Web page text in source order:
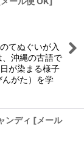
てぬぐいが入
沖縄の古語で
が染まる様子
がた）を学
ンディ [メール